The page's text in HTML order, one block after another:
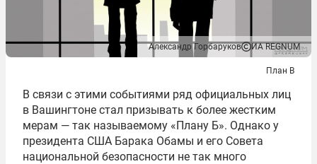
Александр Горбаруков ИА REGNUM
План В
В связи с этими событиями ряд официальных лиц
в Вашингтоне стал призывать к более жестким
мерам — так называемому «Плану Б». Однако у
президента США Барака Обамы и его Совета
национальной безопасности не так много